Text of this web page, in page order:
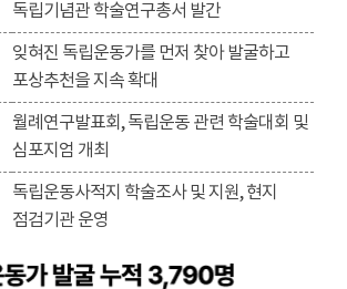
독립기념관 학술연구총서 발간
잊혀진 독립운동가를 먼저 찾아 발굴하고
포상추천을 지속 확대
월례연구발표회, 독립운동 관련 학술대회 및
심포지엄 개최
독립운동사적지 학술조사 및 지원, 현지
점검기관 운영